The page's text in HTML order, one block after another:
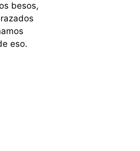
besos,
eso.